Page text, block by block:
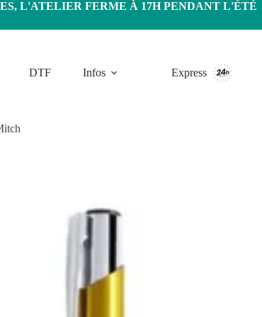
L'ATELIER FERME À 17H PENDANT L'ÉTÉ
DTF Infos Express